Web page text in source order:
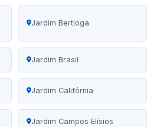
Jardim Bertioga
Jardim Brasil
Jardim Califórnia
Jardim Campos Elísios